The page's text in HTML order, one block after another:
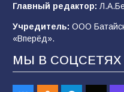
В Батайске
99 04.08.2026
Будет ли
после выборов: в
Главный редактор:
Учредитель: ООО
«Вперёд».
МЫ В СОЦСЕТЯХ